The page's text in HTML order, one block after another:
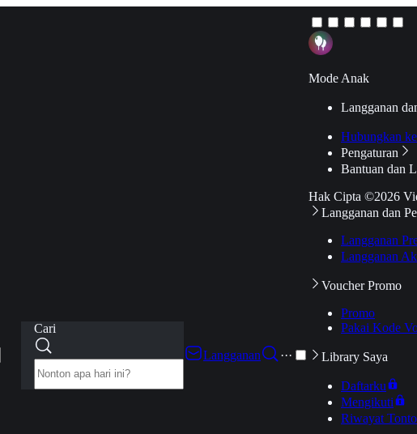
Cari
Langganan
···
Mode Anak
Langganan
Hubungkan
Pengaturan
Bantuan dan
Hak Cipta ©2026
Langganan dan
Langganan
Langganan
Voucher Promo
Promo
Pakai Kode
Library Saya
Daftarku
Mengikuti
Riwayat